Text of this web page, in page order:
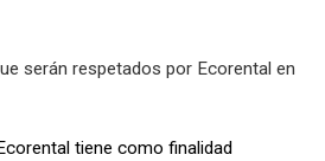
serán respetados por Ecorental en
tiene como finalidad